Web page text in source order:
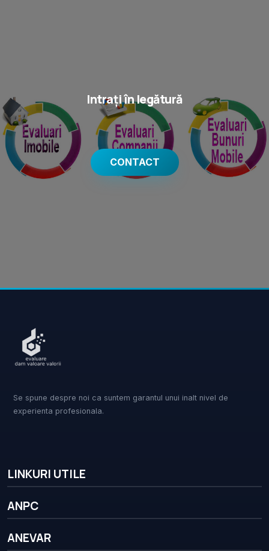
Intrați în legătură
CONTACT
Se spune despre noi ca suntem garantul unui inalt nivel de
experienta profesionala.
LINKURI UTILE
ANPC
ANEVAR